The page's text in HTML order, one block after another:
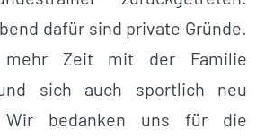
dafür sind private Gründe.
Zeit mit der Familie
sich auch sportlich neu
Wir bedanken uns für die